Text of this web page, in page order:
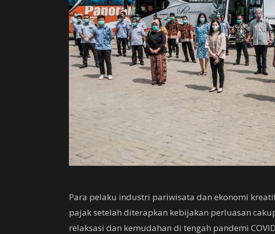
Para pelaku industri pariwisata dan ekonomi
pajak setelah diterapkan kebijakan perluasan
relaksasi dan kemudahan di tengah pandemi